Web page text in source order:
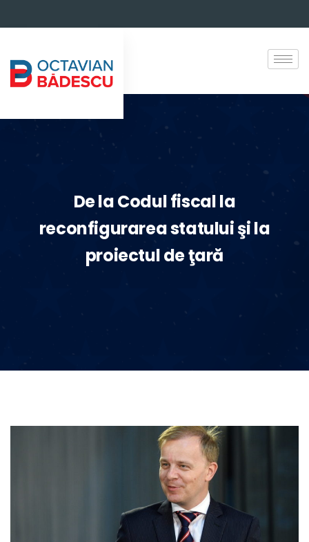
De la Codul fiscal la
reconfigurarea statului şi la
proiectul de ţară